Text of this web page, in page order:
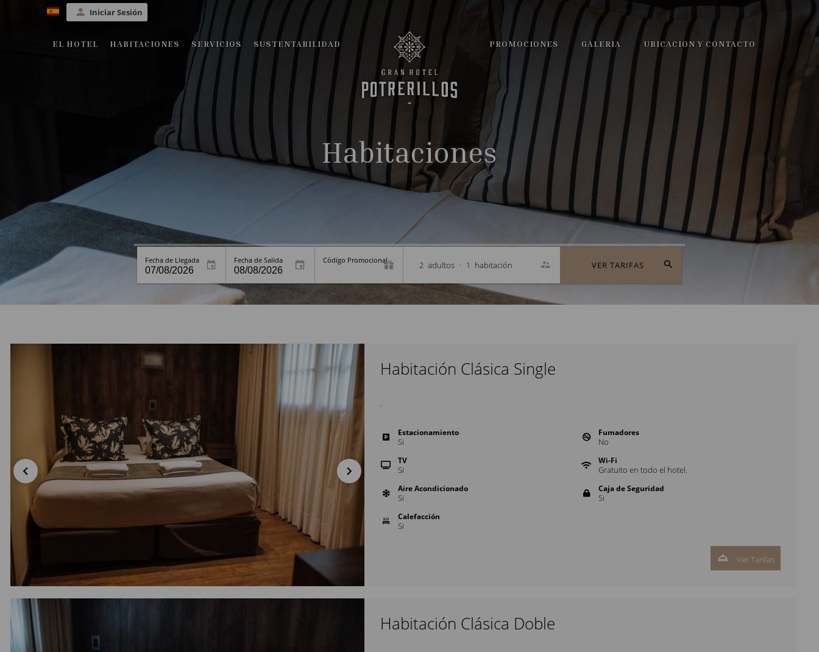
Iniciar Sesión
EL HOTEL HABITACIONES SERVICIOS SUSTENTABILIDAD PROMOCIONES GALERIA UBICACION Y CONTACTO
Fecha de Llegada Fecha de Salida Código Promocional 2 adultos • 1 habitación VER TARIFAS
Habitaciones
Habitación Clásica Single
.
Estacionamiento
Si
Fumadores
No
TV
Si
Wi-Fi
Gratuito en todo el hotel.
Aire Acondicionado
Si
Caja de Seguridad
Si
Calefacción
Si
Ver Tarifas
Habitación Clásica Doble